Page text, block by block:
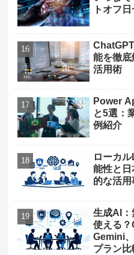
トオフ
能を徹底
活用術
Power
と5選：
例紹介
ローカ
能性と日
的な活用
生成AI：
使える？
Gemini
プラン比